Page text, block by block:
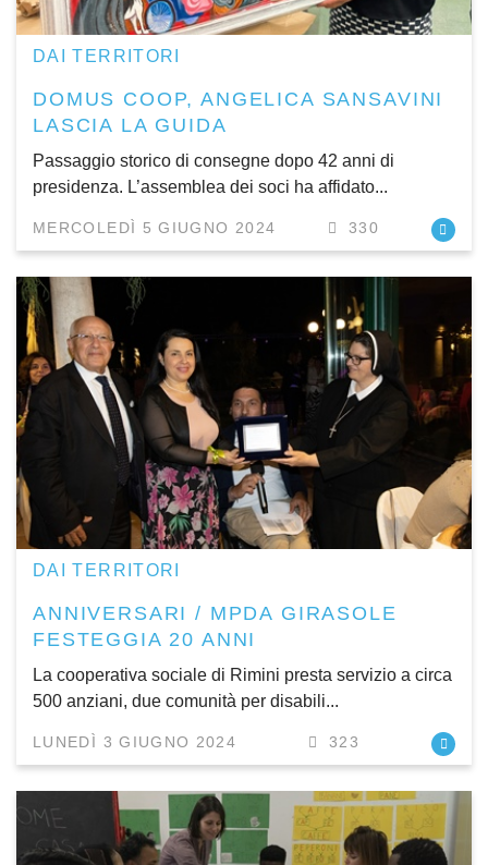
DAI TERRITORI
DOMUS COOP, ANGELICA SANSAVINI
LASCIA LA GUIDA
Passaggio storico di consegne dopo 42 anni di
presidenza. L’assemblea dei soci ha affidato...
MERCOLEDÌ 5 GIUGNO 2024 330
DAI TERRITORI
ANNIVERSARI / MPDA GIRASOLE
FESTEGGIA 20 ANNI
La cooperativa sociale di Rimini presta servizio a circa
500 anziani, due comunità per disabili...
LUNEDÌ 3 GIUGNO 2024 323